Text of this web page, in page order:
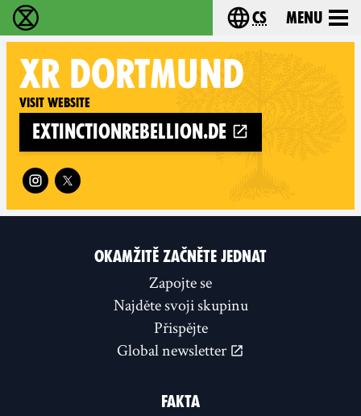
Rebelie proti vyhynutí - Home Choose your
cs Menu
XR DORTMUND
Visit website
extinctionrebellion.de
Follow XR Dortmund on
OKAMŽITĚ ZAČNĚTE JEDNAT
Zapojte se
Najděte svoji skupinu
Přispějte
Global newsletter
FAKTA